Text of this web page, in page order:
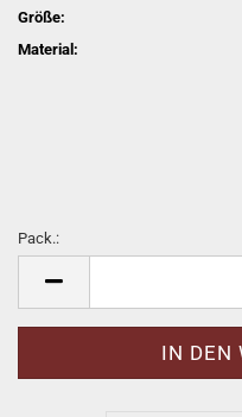
Größe:
Material:
Pack.: